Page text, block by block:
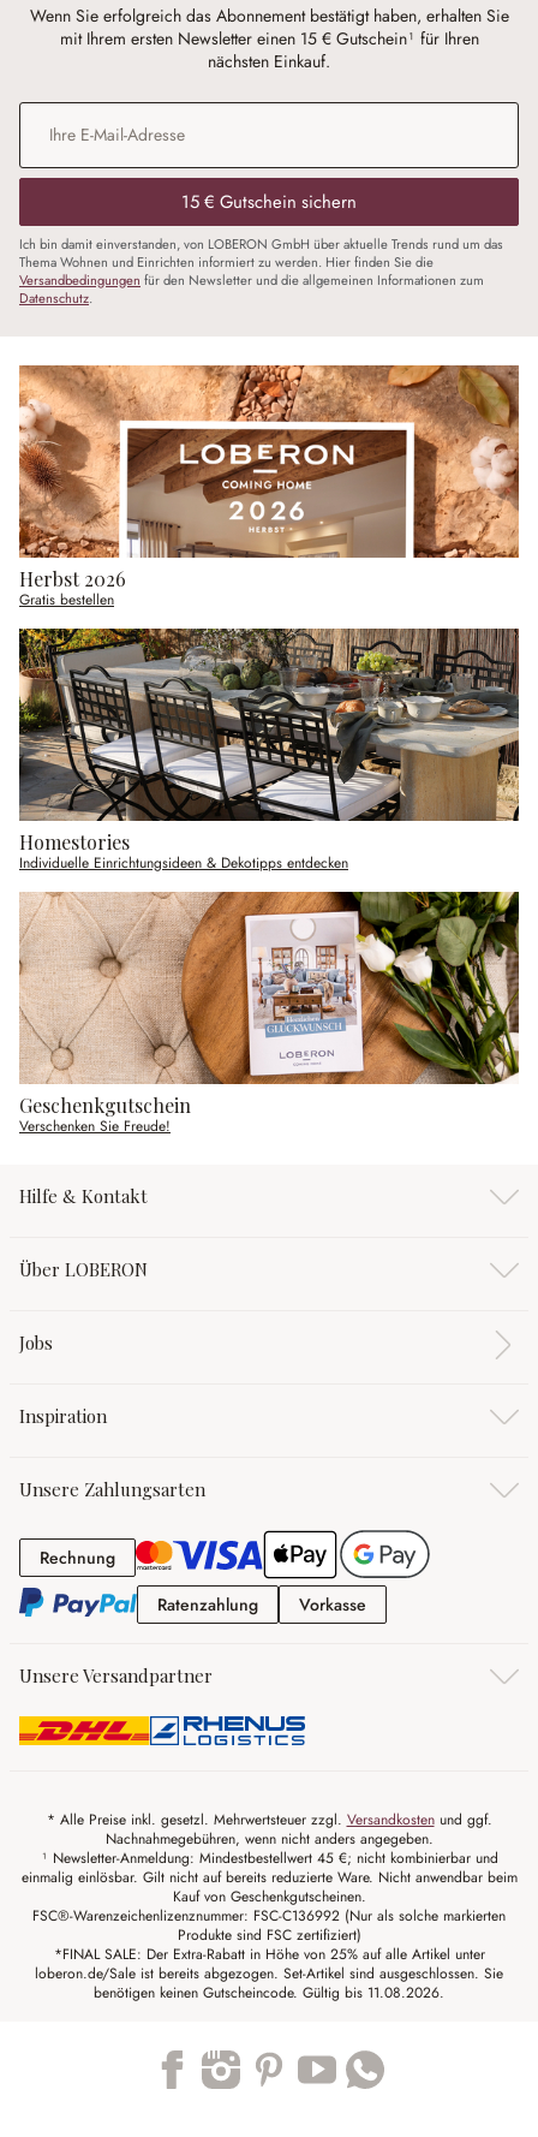
Wenn Sie erfolgreich das Abonnement bestätigt haben, erhalten Sie
mit Ihrem ersten Newsletter einen 15 € Gutschein¹ für Ihren
nächsten Einkauf.
E-Mail-Adresse
15 € Gutschein sichern
Ich bin damit einverstanden, von LOBERON GmbH über aktuelle Trends rund um das
Thema Wohnen und Einrichten informiert zu werden. Hier finden Sie die
Versandbedingungen für den Newsletter und die allgemeinen Informationen zum
Datenschutz.
Herbst 2026
Gratis bestellen
Homestories
Individuelle Einrichtungsideen & Dekotipps entdecken
Geschenkgutschein
Verschenken Sie Freude!
Hilfe & Kontakt
Über LOBERON
Jobs
Inspiration
Unsere Zahlungsarten
RechnungRechnung
RatenzahlungRatenzahlung
Vorkasse
Unsere Versandpartner
* Alle Preise inkl. gesetzl. Mehrwertsteuer zzgl. Versandkostenund ggf.
Nachnahmegebühren, wenn nicht anders angegeben.
¹ Newsletter-Anmeldung: Mindestbestellwert 45 €; nicht kombinierbar und
einmalig einlösbar. Gilt nicht auf bereits reduzierte Ware. Nicht anwendbar beim
Kauf von Geschenkgutscheinen.
FSC®-Warenzeichenlizenznummer: FSC-C136992 (Nur als solche markierten
Produkte sind FSC zertifiziert)
*FINAL SALE: Der Extra-Rabatt in Höhe von 25% auf alle Artikel unter
loberon.de/Sale ist bereits abgezogen. Set-Artikel sind ausgeschlossen. Sie
benötigen keinen Gutscheincode. Gültig bis 11.08.2026.